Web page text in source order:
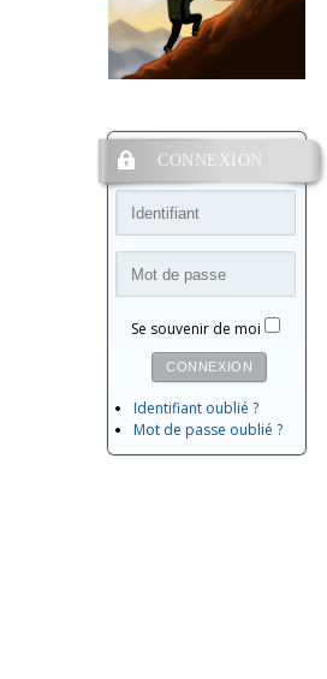
CONNEXION
Se souvenir de moi
CONNEXION
Identifiant oublié ?
Mot de passe oublié ?